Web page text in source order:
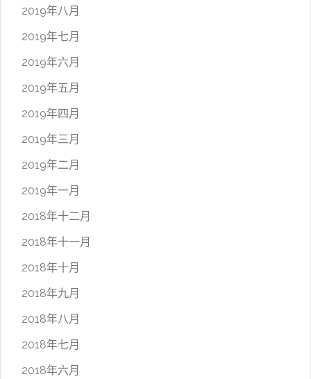
2019年八月
2019年七月
2019年六月
2019年五月
2019年四月
2019年三月
2019年二月
2019年一月
2018年十二月
2018年十一月
2018年十月
2018年九月
2018年八月
2018年七月
2018年六月